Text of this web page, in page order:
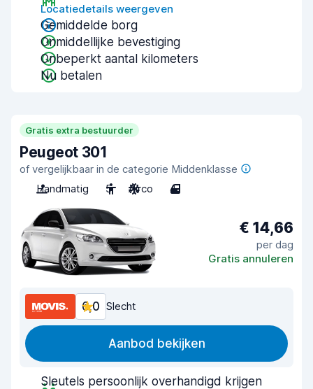
Locatiedetails weergeven
Gemiddelde borg
Onmiddellijke bevestiging
Onbeperkt aantal kilometers
Nu betalen
Gratis extra bestuurder
Peugeot 301
of vergelijkbaar in de categorie Middenklasse
Handmatig
5 Airco 4
€ 14,66
per dag
Gratis annuleren
6,0 Slecht
Aanbod bekijken
Sleutels persoonlijk overhandigd krijgen